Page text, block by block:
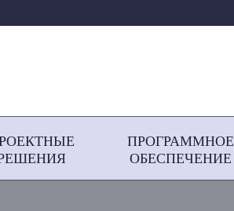
ПРОГРАММНОЕ
ОБЕСПЕЧЕНИЕ